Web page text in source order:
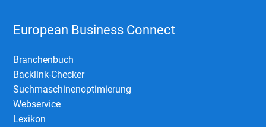
European Business Connect
Branchenbuch
Backlink-Checker
Suchmaschinenoptimierung
Webservice
Lexikon